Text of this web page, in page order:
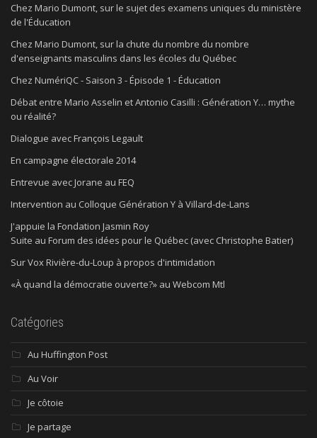
Chez Mario Dumont, sur le sujet des examens uniques du ministère
de l'Éducation
Chez Mario Dumont, sur la chute du nombre du nombre
d'enseignants masculins dans les écoles du Québec
Chez NumériQC - Saison 3 - Épisode 1 - Éducation
Débat entre Mario Asselin et Antonio Casilli : Génération Y… mythe
ou réalité?
Dialogue avec François Legault
En campagne électorale 2014
Entrevue avec Jorane au FEQ
Intervention au Colloque Génération Y à Villard-de-Lans
J'appuie la Fondation Jasmin Roy
Suite au Forum des idées pour le Québec (avec Christophe Batier)
Sur Vox Rivière-du-Loup à propos d'intimidation
«À quand la démocratie ouverte?» au Webcom Mtl
Catégories
Au Huffington Post
Au Voir
Je côtoie
Je partage